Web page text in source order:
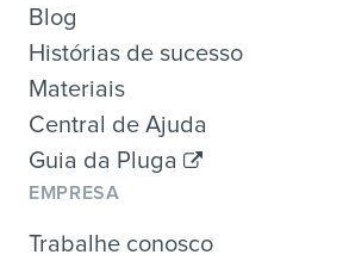
Blog
Histórias de sucesso
Materiais
Central de Ajuda
Guia da Pluga
EMPRESA
Trabalhe conosco